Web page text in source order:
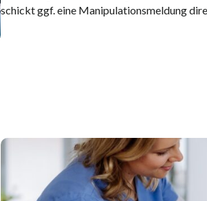
schickt ggf. eine Manipulationsmeldung